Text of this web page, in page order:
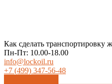
Как сделать транспортировку
Пн-Пт: 10.00-18.00
info@lockoil.ru
+7 (499) 347-56-48